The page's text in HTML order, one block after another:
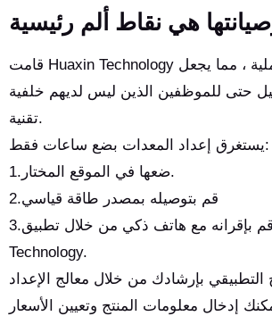
قامت Huaxin Technology بتبسيط هذه العملية ، مما يجعل
حتى للموظفين الذين ليس لديهم خلفية
تقنية.
يستغرق إعداد المعدات بضع ساعات فقط:
1.ضعها في الموقع المختار.
2.قم بتوصيله بمصدر طاقة قياسي
3.قم بإقرانه مع هاتف ذكي من خلال تطبيق Huaxin
Technology.
التطبيقي بإرشادك من خلال معالج الإعداد
إدخال معلومات المنتج وتعيين الأسعار